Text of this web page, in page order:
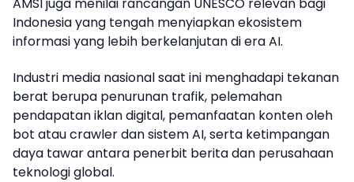
Indonesia yang tengah menyiapkan ekosistem
informasi yang lebih berkelanjutan di era AI.
Industri media nasional saat ini menghadapi tekanan
berat berupa penurunan trafik, pelemahan
pendapatan iklan digital, pemanfaatan konten oleh
bot atau crawler dan sistem AI, serta ketimpangan
daya tawar antara penerbit berita dan perusahaan
teknologi global.